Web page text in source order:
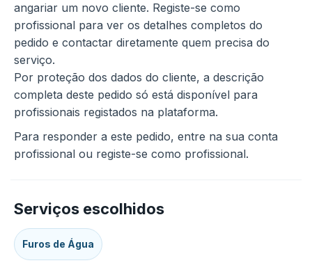
angariar um novo cliente. Registe-se como
profissional para ver os detalhes completos do
pedido e contactar diretamente quem precisa do
serviço.
Por proteção dos dados do cliente, a descrição
completa deste pedido só está disponível para
profissionais registados na plataforma.
Para responder a este pedido, entre na sua conta
profissional ou registe-se como profissional.
Serviços escolhidos
Furos de Água